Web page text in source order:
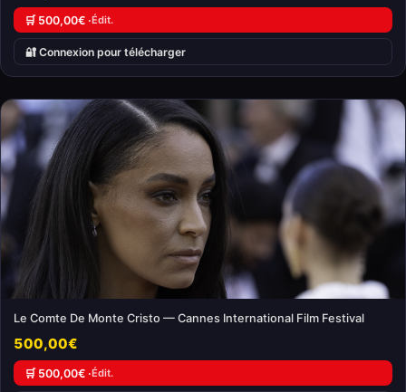
🛒 500,00€ ·Édit.
🔐 Connexion pour télécharger
Le Comte De Monte Cristo — Cannes International Film Festival
500,00€
🛒 500,00€ ·Édit.